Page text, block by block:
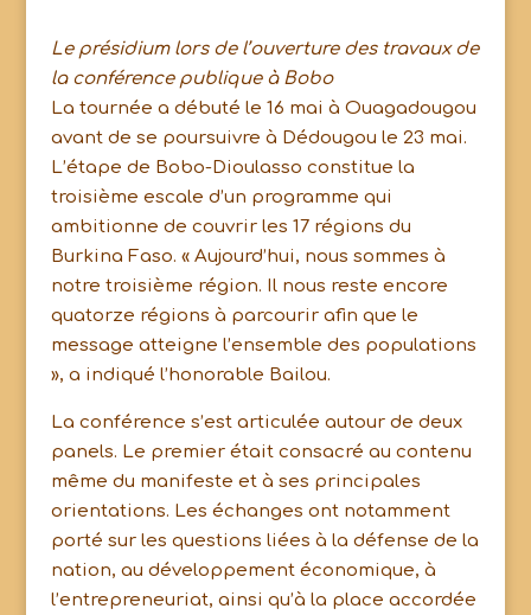
Le présidium lors de l’ouverture des travaux de
la conférence publique à Bobo
La tournée a débuté le 16 mai à Ouagadougou
avant de se poursuivre à Dédougou le 23 mai.
L’étape de Bobo-Dioulasso constitue la
troisième escale d’un programme qui
ambitionne de couvrir les 17 régions du
Burkina Faso. « Aujourd’hui, nous sommes à
notre troisième région. Il nous reste encore
quatorze régions à parcourir afin que le
message atteigne l’ensemble des populations
», a indiqué l’honorable Bailou.
La conférence s’est articulée autour de deux
panels. Le premier était consacré au contenu
même du manifeste et à ses principales
orientations. Les échanges ont notamment
porté sur les questions liées à la défense de la
nation, au développement économique, à
l’entrepreneuriat, ainsi qu’à la place accordée